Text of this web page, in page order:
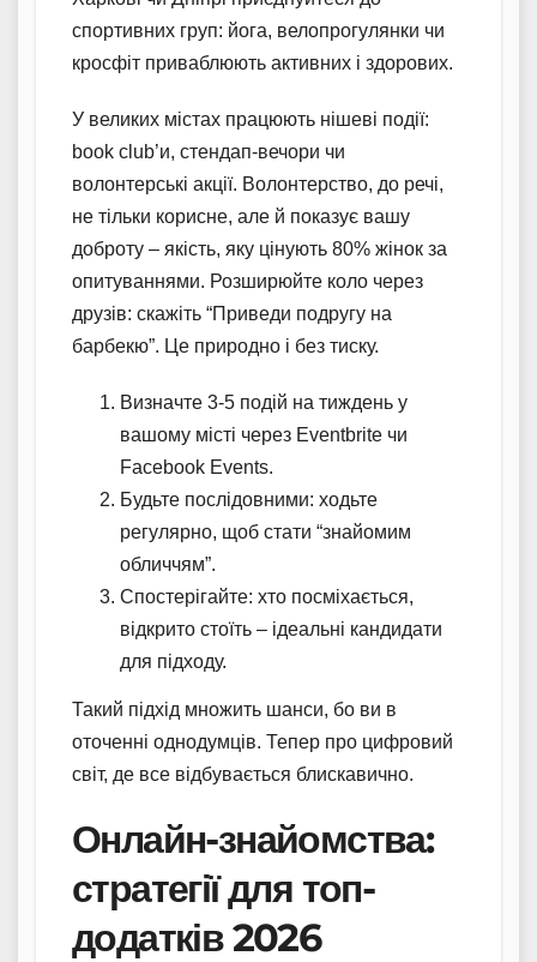
спортивних груп: йога, велопрогулянки чи
кросфіт приваблюють активних і здорових.
У великих містах працюють нішеві події:
book club’и, стендап-вечори чи
волонтерські акції. Волонтерство, до речі,
не тільки корисне, але й показує вашу
доброту – якість, яку цінують 80% жінок за
опитуваннями. Розширюйте коло через
друзів: скажіть “Приведи подругу на
барбекю”. Це природно і без тиску.
Визначте 3-5 подій на тиждень у
вашому місті через Eventbrite чи
Facebook Events.
Будьте послідовними: ходьте
регулярно, щоб стати “знайомим
обличчям”.
Спостерігайте: хто посміхається,
відкрито стоїть – ідеальні кандидати
для підходу.
Такий підхід множить шанси, бо ви в
оточенні однодумців. Тепер про цифровий
світ, де все відбувається блискавично.
Онлайн-знайомства:
стратегії для топ-
додатків 2026